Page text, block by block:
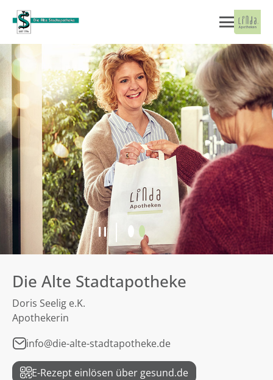
Die Alte Stadtapotheke
Doris Seelig e.K.
Apothekerin
info@die-alte-stadtapotheke.de
E-Rezept einlösen über gesund.de